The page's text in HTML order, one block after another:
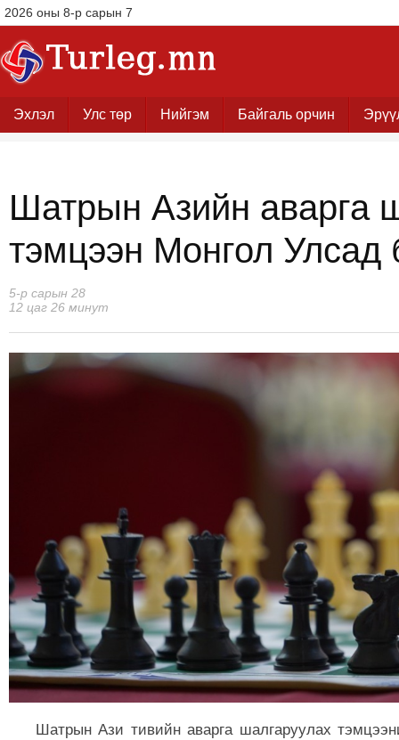
2026 оны 8-р сарын 7
Эхлэл Улс төр Нийгэм Байгаль орчин
Шатрын Азийн аварга
тэмцээн Монгол Улсад
5-р сарын 28
12 цаг 26 минут
Шатрын Ази тивийн аварга шалгаруулах